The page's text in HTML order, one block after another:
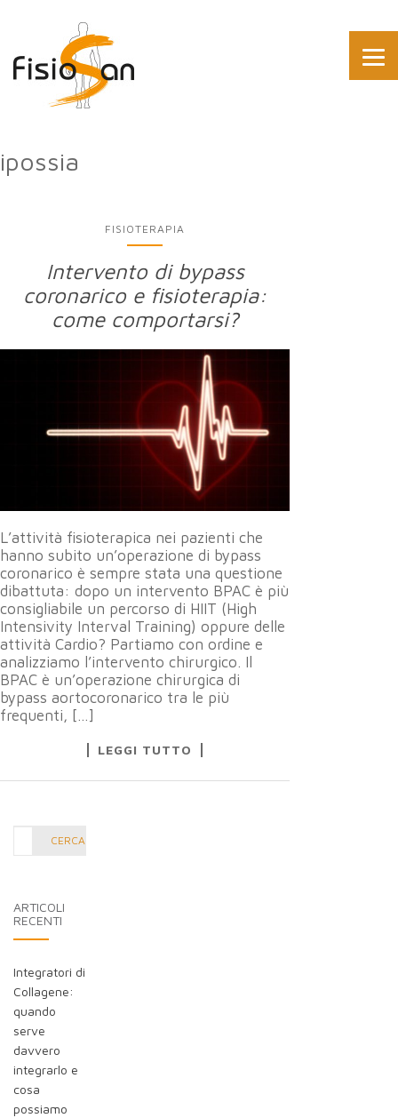
ipossia
FISIOTERAPIA
Intervento di bypass
coronarico e fisioterapia:
come comportarsi?
L’attività fisioterapica nei pazienti che
hanno subito un’operazione di bypass
coronarico è sempre stata una questione
dibattuta: dopo un intervento BPAC è più
consigliabile un percorso di HIIT (High
Intensivity Interval Training) oppure delle
attività Cardio? Partiamo con ordine e
analizziamo l’intervento chirurgico. Il
BPAC è un’operazione chirurgica di
bypass aortocoronarico tra le più
frequenti, […]
LEGGI TUTTO
CERCA
ARTICOLI
RECENTI
Integratori di
Collagene:
quando
serve
davvero
integrarlo e
cosa
possiamo